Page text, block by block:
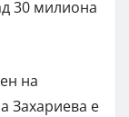
30 милиона
на
Захариева е